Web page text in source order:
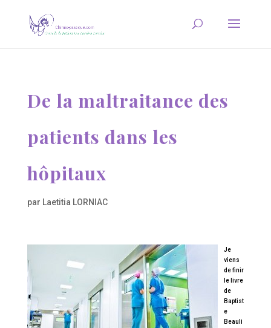
De la maltraitance des
patients dans les
hôpitaux
par Laetitia LORNIAC
Je
viens
de finir
le livre
de
Baptist
e
Beauli